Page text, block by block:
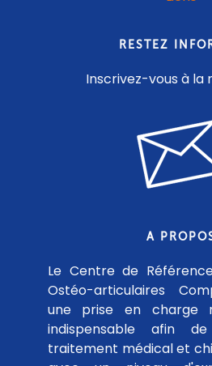
RESTEZ
Inscrivez-vous à la
A
Le Centre de
Ostéo-articulaires
une prise en charge
indispensable afin
traitement médical et